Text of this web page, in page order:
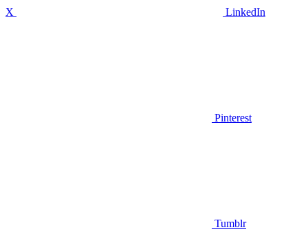
X LinkedIn
Pinterest
Tumblr